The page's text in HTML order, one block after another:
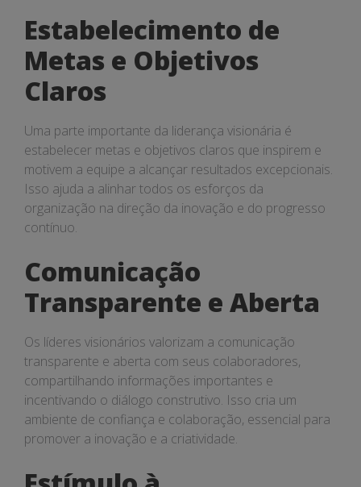
Estabelecimento de
Metas e Objetivos
Claros
Uma parte importante da liderança visionária é
estabelecer metas e objetivos claros que inspirem e
motivem a equipe a alcançar resultados excepcionais.
Isso ajuda a alinhar todos os esforços da
organização na direção da inovação e do progresso
contínuo.
Comunicação
Transparente e Aberta
Os líderes visionários valorizam a comunicação
transparente e aberta com seus colaboradores,
compartilhando informações importantes e
incentivando o diálogo construtivo. Isso cria um
ambiente de confiança e colaboração, essencial para
promover a inovação e a criatividade.